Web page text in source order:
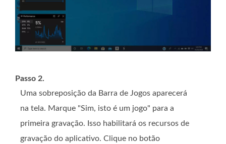
Passo 2.
Uma sobreposição da Barra de Jogos aparecerá
na tela. Marque "Sim, isto é um jogo" para a
primeira gravação. Isso habilitará os recursos de
gravação do aplicativo. Clique no botão